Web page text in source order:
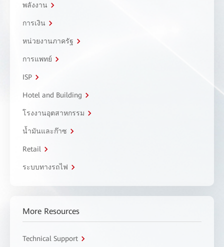
พลังงาน
การเงิน
หน่วยงานภาครัฐ
การแพทย์
ISP
Hotel and Building
โรงงานอุตสาหกรรม
น้ำมันและก๊าซ
Retail
ระบบทางรถไฟ
More Resources
Technical Support